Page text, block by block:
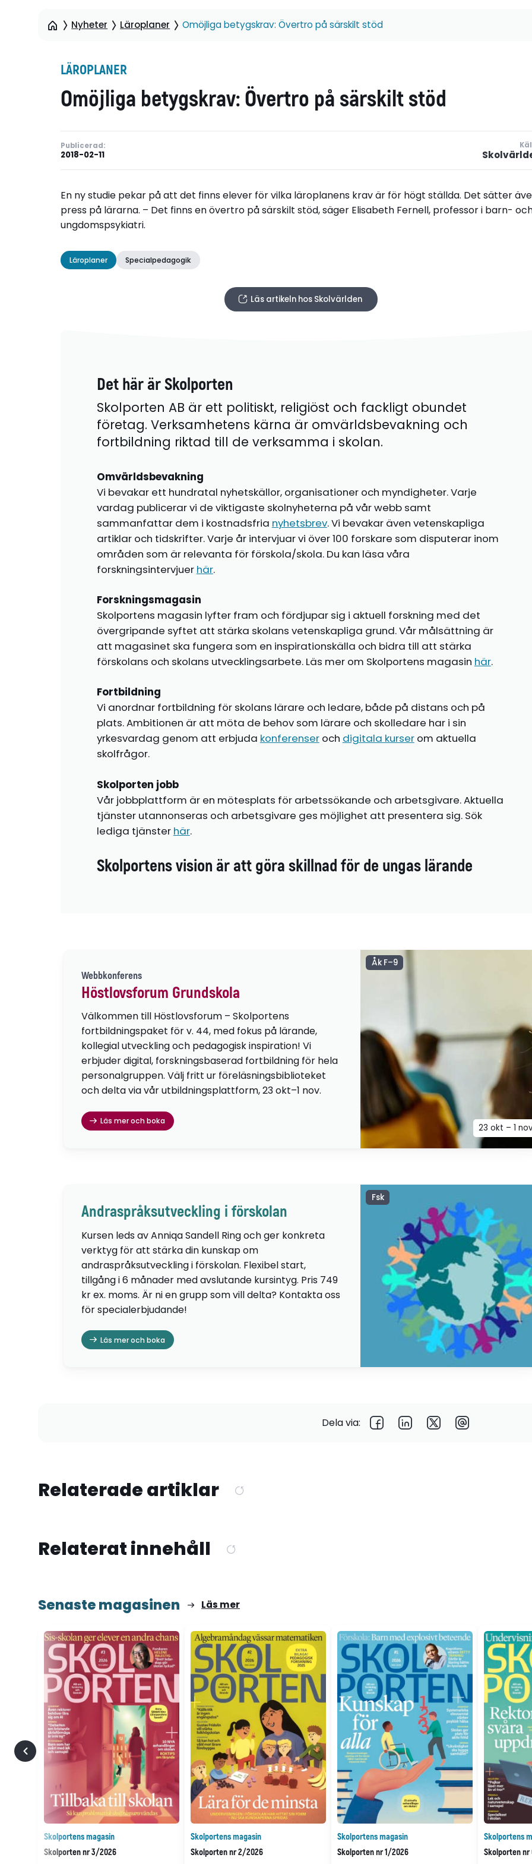
Nyheter Läroplaner Omöjliga betygskrav: Övertro på särskilt stöd
LÄROPLANER
Omöjliga betygskrav: Övertro på särskilt stöd
Publicerad:
2018-02-11
En ny studie pekar på att det finns elever för vilka läroplanens krav är för högt ställda. Det sätter
press på lärarna. – Det finns en övertro på särskilt stöd, säger Elisabeth Fernell, professor i barn-
ungdomspsykiatri.
Läroplaner Specialpedagogik
Läs artikeln hos Skolvärlden
Det här är Skolporten
Skolporten AB är ett politiskt, religiöst och fackligt obundet
företag. Verksamhetens kärna är omvärldsbevakning och
fortbildning riktad till de verksamma i skolan.
Omvärldsbevakning
Vi bevakar ett hundratal nyhetskällor, organisationer och myndigheter. Varje
vardag publicerar vi de viktigaste skolnyheterna på vår webb samt
sammanfattar dem i kostnadsfria nyhetsbrev. Vi bevakar även vetenskapliga
artiklar och tidskrifter. Varje år intervjuar vi över 100 forskare som disputerar inom
områden som är relevanta för förskola/skola. Du kan läsa våra
forskningsintervjuer här.
Forskningsmagasin
Skolportens magasin lyfter fram och fördjupar sig i aktuell forskning med det
övergripande syftet att stärka skolans vetenskapliga grund. Vår målsättning är
att magasinet ska fungera som en inspirationskälla och bidra till att stärka
förskolans och skolans utvecklingsarbete. Läs mer om Skolportens magasin här.
Fortbildning
Vi anordnar fortbildning för skolans lärare och ledare, både på distans och på
plats. Ambitionen är att möta de behov som lärare och skolledare har i sin
yrkesvardag genom att erbjuda konferenseroch digitala kurserom aktuella
skolfrågor.
Skolporten jobb
Vår jobbplattform är en mötesplats för arbetssökande och arbetsgivare. Aktuella
tjänster utannonseras och arbetsgivare ges möjlighet att presentera sig. Sök
lediga tjänster här.
Skolportens vision är att göra skillnad för de ungas lärande
Webbkonferens
Höstlovsforum Grundskola
Välkommen till Höstlovsforum – Skolportens
fortbildningspaket för v. 44, med fokus på lärande,
kollegial utveckling och pedagogisk inspiration! Vi
erbjuder digital, forskningsbaserad fortbildning för hela
personalgruppen. Välj fritt ur föreläsningsbiblioteket
och delta via vår utbildningsplattform, 23 okt–1 nov.
Läs mer och boka
Åk F–9
23 okt – 1
Andraspråksutveckling i förskolan
Kursen leds av Anniqa Sandell Ring och ger konkreta
verktyg för att stärka din kunskap om
andraspråksutveckling i förskolan. Flexibel start,
tillgång i 6 månader med avslutande kursintyg. Pris 749
kr ex. moms. Är ni en grupp som vill delta? Kontakta oss
för specialerbjudande!
Läs mer och boka
Fsk
Dela via:
Relaterade artiklar
Relaterat innehåll
Senaste magasinen Läs mer
Skolportens magasin
Skolporten nr 3/2026
Skolportens magasin
Skolporten nr 2/2026
Skolportens magasin
Skolporten nr 1/2026
Skolportens
Skolporten